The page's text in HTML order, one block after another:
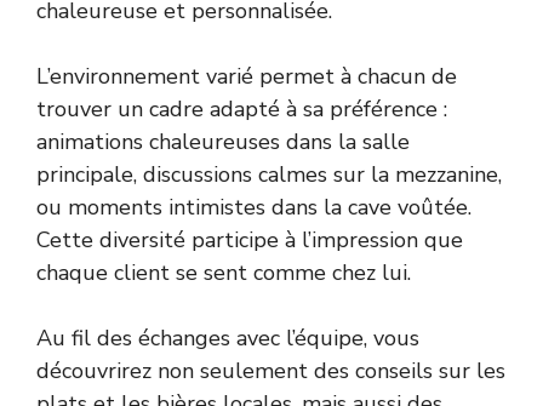
chaleureuse et personnalisée.
L’environnement varié permet à chacun de
trouver un cadre adapté à sa préférence :
animations chaleureuses dans la salle
principale, discussions calmes sur la mezzanine,
ou moments intimistes dans la cave voûtée.
Cette diversité participe à l’impression que
chaque client se sent comme chez lui.
Au fil des échanges avec l’équipe, vous
découvrirez non seulement des conseils sur les